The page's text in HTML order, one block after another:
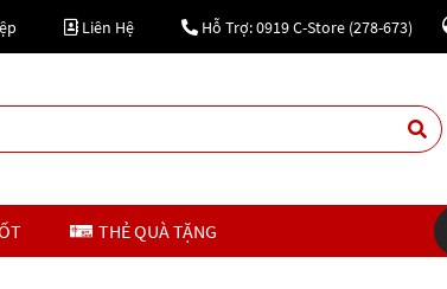
Liên Hệ Hỗ Trợ: 0919 C-Store (278-673)
THẺ QUÀ TẶNG